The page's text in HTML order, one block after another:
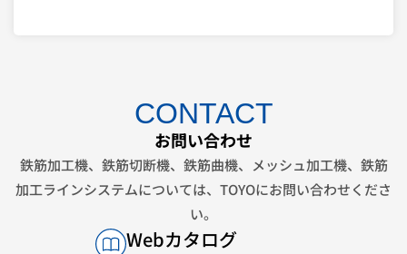
CONTACT
お問い合わせ
鉄筋加工機、鉄筋切断機、鉄筋曲機、メッシュ加工機、鉄筋
加工ラインシステムについては、 TOYOにお問い合わせくださ
い。
Webカタログ